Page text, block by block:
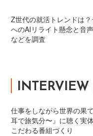
Z世代の就活トレンドは
へのAIリライト懸念と音
などを調査
INTERVIEW
仕事をしながら世界の果
耳で旅気分〜』に聴く実
こだわる番組づくり